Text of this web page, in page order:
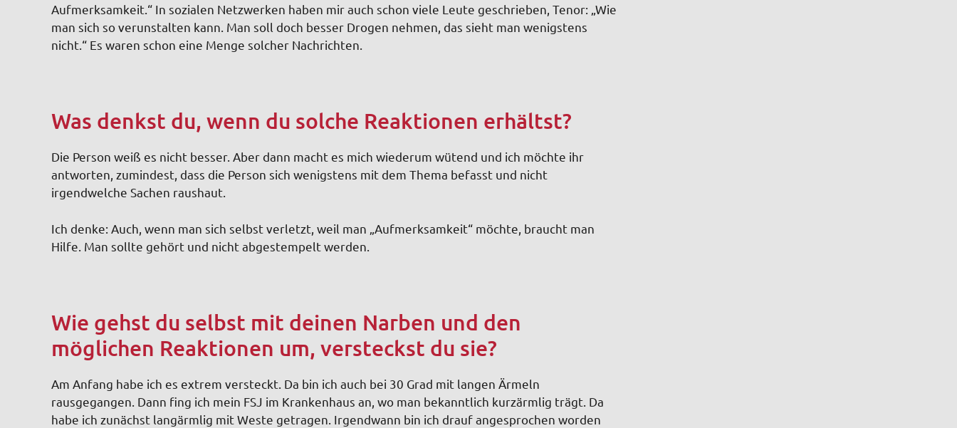
Aufmerksamkeit.“ In sozialen Netzwerken haben mir auch schon viele Leute geschrieben, Tenor: „Wie
man sich so verunstalten kann. Man soll doch besser Drogen nehmen, das sieht man wenigstens
nicht.“ Es waren schon eine Menge solcher Nachrichten.
Was denkst du, wenn du solche Reaktionen erhältst?
Die Person weiß es nicht besser. Aber dann macht es mich wiederum wütend und ich möchte ihr
antworten, zumindest, dass die Person sich wenigstens mit dem Thema befasst und nicht
irgendwelche Sachen raushaut.
Ich denke: Auch, wenn man sich selbst verletzt, weil man „Aufmerksamkeit“ möchte, braucht man
Hilfe. Man sollte gehört und nicht abgestempelt werden.
Wie gehst du selbst mit deinen Narben und den
möglichen Reaktionen um, versteckst du sie?
Am Anfang habe ich es extrem versteckt. Da bin ich auch bei 30 Grad mit langen Ärmeln
rausgegangen. Dann fing ich mein FSJ im Krankenhaus an, wo man bekanntlich kurzärmlig trägt. Da
habe ich zunächst langärmlig mit Weste getragen. Irgendwann bin ich drauf angesprochen worden